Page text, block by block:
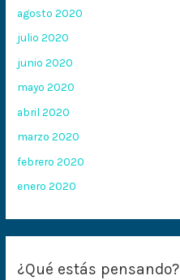
agosto 2020
julio 2020
junio 2020
mayo 2020
abril 2020
marzo 2020
febrero 2020
enero 2020
¿Qué estás pensando?